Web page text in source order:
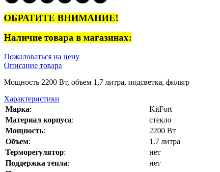
ОБРАТИТЕ ВНИМАНИЕ!
Наличие товара в магазинах:
Пожаловаться на цену
Описание товара
Мощность 2200 Вт, объем 1,7 литра, подсветка, фильтр
Характеристики
Марка:
KitFort
Материал корпуса:
стекло
Мощность:
2200 Вт
Объем:
1.7 литра
Терморегулятор:
нет
Поддержка тепла:
нет